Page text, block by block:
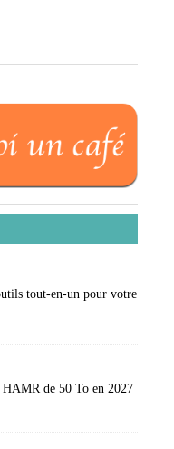
tout-en-un pour votre
HAMR de 50 To en 2027